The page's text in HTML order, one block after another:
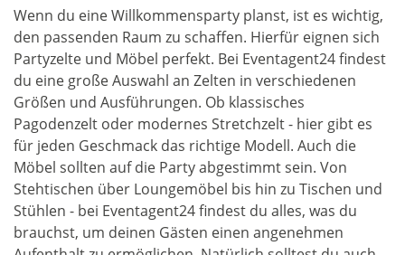
Wenn du eine Willkommensparty planst, ist es wichtig,
den passenden Raum zu schaffen. Hierfür eignen sich
Partyzelte und Möbel perfekt. Bei Eventagent24 findest
du eine große Auswahl an Zelten in verschiedenen
Größen und Ausführungen. Ob klassisches
Pagodenzelt oder modernes Stretchzelt - hier gibt es
für jeden Geschmack das richtige Modell. Auch die
Möbel sollten auf die Party abgestimmt sein. Von
Stehtischen über Loungemöbel bis hin zu Tischen und
Stühlen - bei Eventagent24 findest du alles, was du
brauchst, um deinen Gästen einen angenehmen